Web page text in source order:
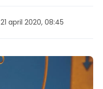
21 april 2020, 08:45